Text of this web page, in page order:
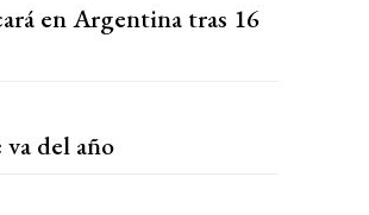
en Argentina tras 16
del año